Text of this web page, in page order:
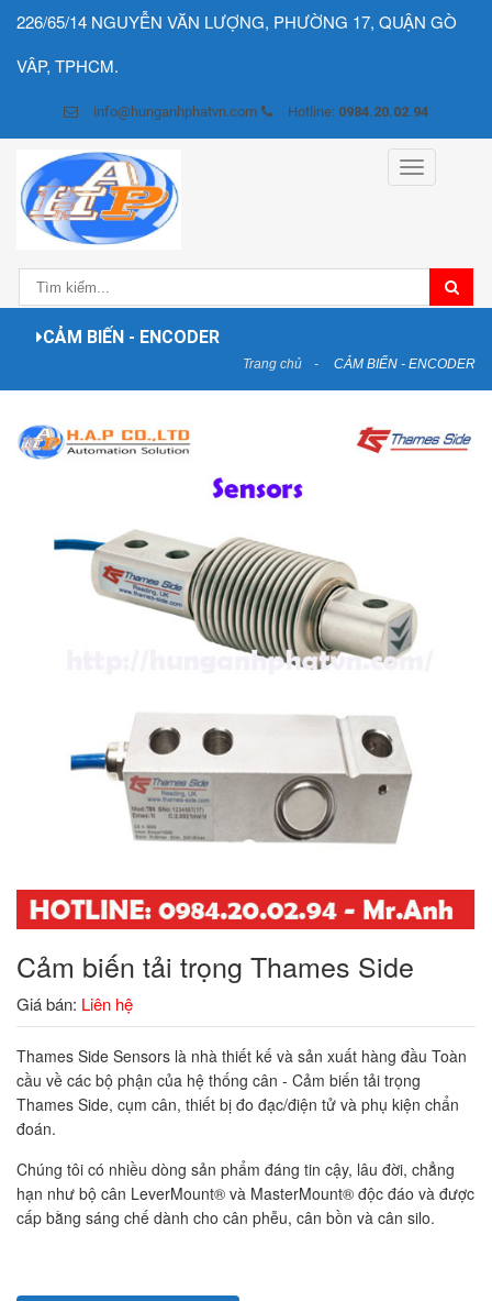
226/65/14 NGUYỄN VĂN LƯỢNG, PHƯỜNG 17, QUẬN GÒ
VÂP, TPHCM.
info@hunganhphatvn.com Hotline: 0984.20.02.94
Toggle
navigation
CẢM BIẾN - ENCODER
Trang chủ CẢM BIẾN - ENCODER
Cảm biến tải trọng Thames Side
Giá bán: Liên hệ
Thames Side Sensors là nhà thiết kế và sản xuất hàng đầu Toàn
cầu về các bộ phận của hệ thống cân - Cảm biến tải trọng
Thames Side, cụm cân, thiết bị đo đạc/điện tử và phụ kiện chẩn
đoán.
Chúng tôi có nhiều dòng sản phẩm đáng tin cậy, lâu đời, chẳng
hạn như bộ cân LeverMount® và MasterMount® độc đáo và được
cấp bằng sáng chế dành cho cân phễu, cân bồn và cân silo.